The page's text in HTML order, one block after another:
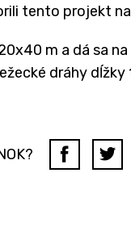
tento projekt
m a dá sa
dráhy